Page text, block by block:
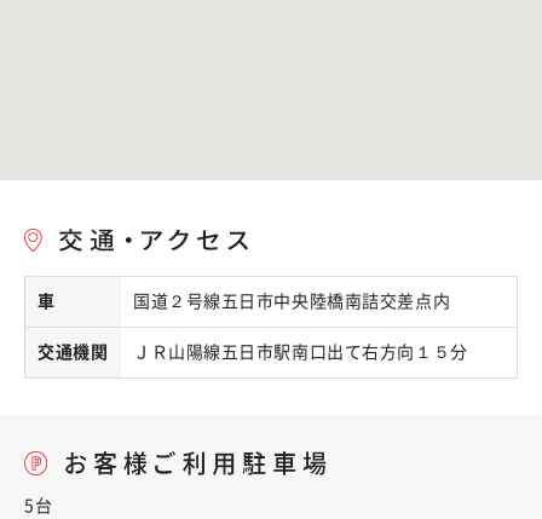
車 国道２号線五日市中央陸橋南詰交差点内
交通機関 ＪＲ山陽線五日市駅南口出て右方向１５分
5台